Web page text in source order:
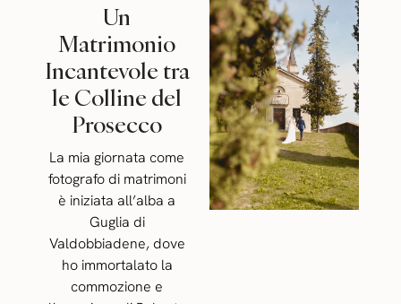
Un
Matrimonio
Incantevole tra
le Colline del
Prosecco
La mia giornata come
fotografo di matrimoni
è iniziata all’alba a
Guglia di
Valdobbiadene, dove
ho immortalato la
commozione e